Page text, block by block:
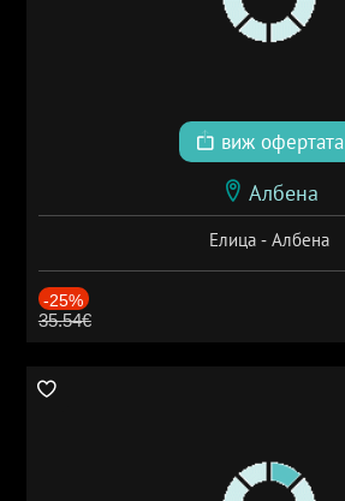
виж офертата
Албена
Елица - Албена
-25%
35.54€